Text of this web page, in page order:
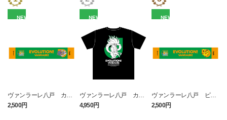
NEW
ヴァンラーレ八戸 カラ
マネロ タオルマフラー
2,500円
NEW
ヴァンラーレ八戸 カラ
マネロ Tシャツ BLACK
4,950円
NEW
ヴァンラーレ八戸 ピカ
チュウ タオルマフラー
2,500円